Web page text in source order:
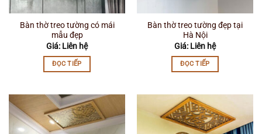
Bàn thờ treo tường có mái
mẫu đẹp
Giá: Liên hệ
ĐỌC TIẾP
Bàn thờ treo tường đẹp tại
Hà Nội
Giá: Liên hệ
ĐỌC TIẾP